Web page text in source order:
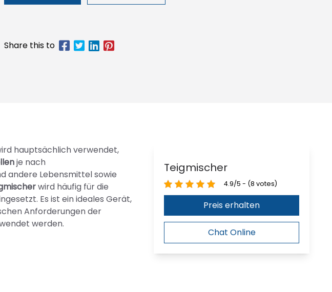
hauptsächlich verwendet,
je nach
andere Lebensmittel sowie
wird häufig für die
Es ist ein ideales Gerät,
Anforderungen der
werden.
Teigmischer
4.9/5 - (8 votes)
Preis erhalten
Chat Online